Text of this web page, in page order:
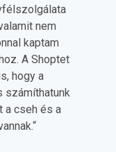
nem
kaptam
A Shoptet
hogy a
számíthatunk
a cseh és a
“